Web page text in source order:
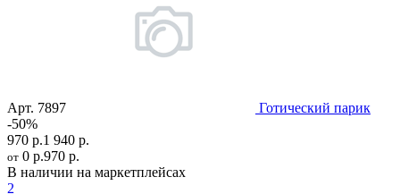
Арт. 7897
Готический парик
-50%
970 р.1 940 р.
от 0 р.970 р.
В наличии на маркетплейсах
2